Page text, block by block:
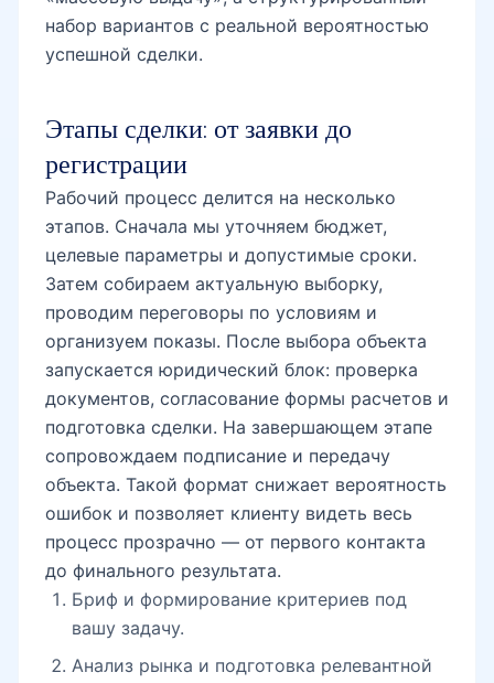
набор вариантов с реальной вероятностью
успешной сделки.
Этапы сделки: от заявки до
регистрации
Рабочий процесс делится на несколько
этапов. Сначала мы уточняем бюджет,
целевые параметры и допустимые сроки.
Затем собираем актуальную выборку,
проводим переговоры по условиям и
организуем показы. После выбора объекта
запускается юридический блок: проверка
документов, согласование формы расчетов и
подготовка сделки. На завершающем этапе
сопровождаем подписание и передачу
объекта. Такой формат снижает вероятность
ошибок и позволяет клиенту видеть весь
процесс прозрачно — от первого контакта
до финального результата.
Бриф и формирование критериев под
вашу задачу.
Анализ рынка и подготовка релевантной